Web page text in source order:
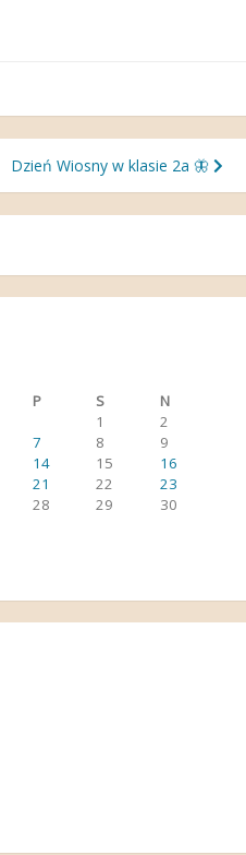
Dzień Wiosny w klasie 2a 🦋
P S
N
1
2
7 8
9
14 15
16
21 22
23
28 29
30